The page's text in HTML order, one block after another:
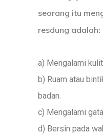
seorang itu
resdung adalah:
a) Mengalami
b) Ruam atau
badan.
c) Mengalami
d) Bersin pada